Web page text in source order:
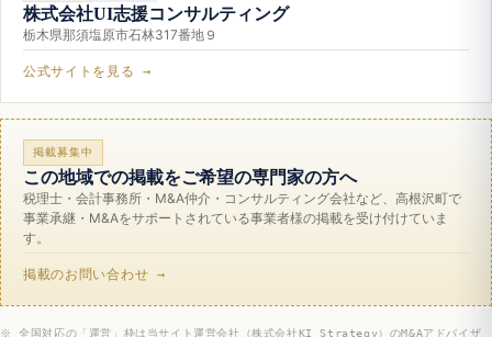
株式会社UI志援コンサルティング
栃木県那須塩原市石林317番地９
公式サイトを見る →
掲載募集中
この地域での掲載をご希望の専門家の方へ
税理士・会計事務所・M&A仲介・コンサルティング会社など、高根沢町で
事業承継・M&Aをサポートされている事業者様の掲載を受け付けていま
す。
掲載のお問い合わせ →
※ 全国対応の「運営」枠は当サイト運営会社（株式会社KI Strategy）のM&Aアドバイザ